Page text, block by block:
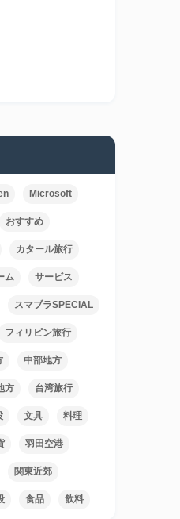
Microsoft
おすすめ
カタール旅行
ム サービス
スマブラSPECIAL
フィリピン旅行
中部地方
方 台湾旅行
文具 料理
羽田空港
関東近郊
食品 飲料